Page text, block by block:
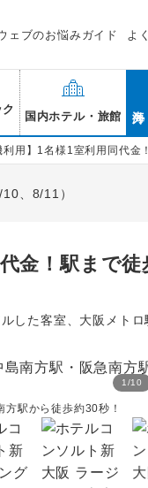
ェブのお悩みガイド よ
国内ホテル・旅館
利用】1名様1室利用同代
、8/11）
代金！駅ま
した客室、大阪メトロ
1 /10
駅から徒歩約30秒！